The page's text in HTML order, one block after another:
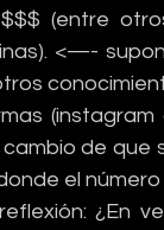
(entre
<—-
de que
el
¿En